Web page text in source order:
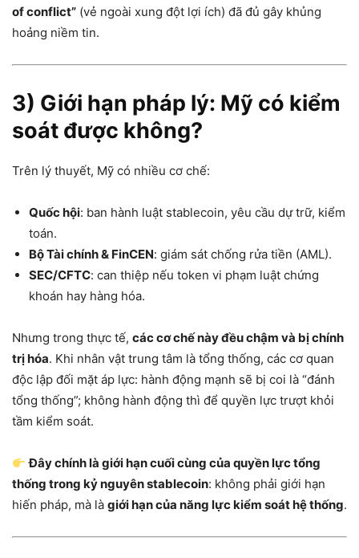
of conflict” (vẻ ngoài xung đột lợi ích) đã đủ gây khủng
hoảng niềm tin.
3) Giới hạn pháp lý: Mỹ có kiểm
soát được không?
Trên lý thuyết, Mỹ có nhiều cơ chế:
Quốc hội: ban hành luật stablecoin, yêu cầu dự trữ, kiểm
toán.
Bộ Tài chính & FinCEN: giám sát chống rửa tiền (AML).
SEC/CFTC: can thiệp nếu token vi phạm luật chứng
khoán hay hàng hóa.
Nhưng trong thực tế, các cơ chế này đều chậm và bị chính
trị hóa. Khi nhân vật trung tâm là tổng thống, các cơ quan
độc lập đối mặt áp lực: hành động mạnh sẽ bị coi là “đánh
tổng thống”; không hành động thì để quyền lực trượt khỏi
tầm kiểm soát.
Đây chính là giới hạn cuối cùng của quyền lực tổng
thống trong kỷ nguyên stablecoin: không phải giới hạn
hiến pháp, mà là giới hạn của năng lực kiểm soát hệ thống.